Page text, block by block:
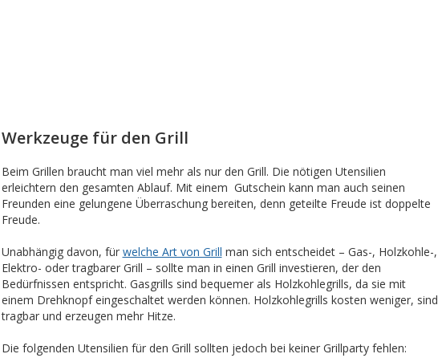
Werkzeuge für den Grill
Beim Grillen braucht man viel mehr als nur den Grill. Die nötigen Utensilien
erleichtern den gesamten Ablauf. Mit einem Gutschein kann man auch seinen
Freunden eine gelungene Überraschung bereiten, denn geteilte Freude ist doppelte
Freude.
Unabhängig davon, für welche Art von Grill man sich entscheidet – Gas-, Holzkohle-,
Elektro- oder tragbarer Grill – sollte man in einen Grill investieren, der den
Bedürfnissen entspricht. Gasgrills sind bequemer als Holzkohlegrills, da sie mit
einem Drehknopf eingeschaltet werden können. Holzkohlegrills kosten weniger, sind
tragbar und erzeugen mehr Hitze.
Die folgenden Utensilien für den Grill sollten jedoch bei keiner Grillparty fehlen: